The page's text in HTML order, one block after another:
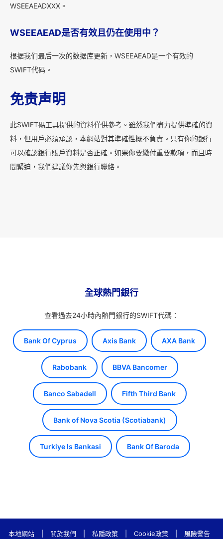
WSEEAEADXXX。
WSEEAEAD是否有效且仍在使用中？
根据我们最后一次的数据库更新，WSEEAEAD是一个有效的
SWIFT代码。
免责声明
此SWIFT碼工具提供的資料僅供參考。雖然我們盡力提供準確的資
料，但用戶必須承認，本網站對其準確性概不負責。只有你的銀行
可以確認銀行賬戶資料是否正確。如果你要繳付重要款項，而且時
間緊迫，我們建議你先與銀行聯絡。
全球熱門銀行
查看過去24小時內熱門銀行的SWIFT代碼：
Bank Of Cyprus Axis Bank AXA Bank
Rabobank BBVA Bancomer
Banco Sabadell Fifth Third Bank
Bank of Nova Scotia (Scotiabank)
Turkiye Is Bankasi Bank Of Baroda
本地網站 關於我們 私隱政策 Cookie政策 風險警告